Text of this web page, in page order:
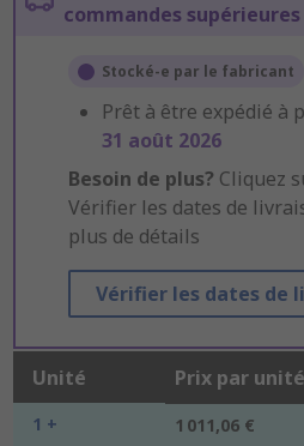
commandes supérieures
Stocké-e par le fabricant
Prêt à être expédié à
31 août 2026
Besoin de plus? Cliquez
Vérifier les dates de
plus de détails
Vérifier les dates de
Unité Prix par unité
1 + 1 011,06 €